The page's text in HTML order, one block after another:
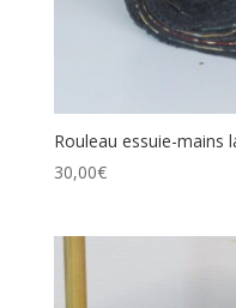
Rouleau essuie-mains
30,00€